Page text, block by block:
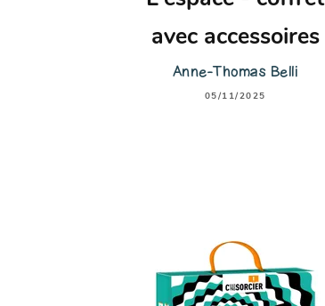
avec accessoires
Anne-Thomas Belli
05/11/2025